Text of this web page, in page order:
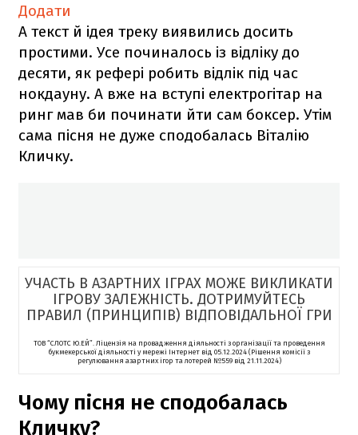
Додати
А текст й ідея треку виявились досить
простими. Усе починалось із відліку до
десяти, як рефері робить відлік під час
нокдауну. А вже на вступі електрогітар на
ринг мав би починати йти сам боксер. Утім
сама пісня не дуже сподобалась Віталію
Кличку.
УЧАСТЬ В АЗАРТНИХ ІГРАХ МОЖЕ ВИКЛИКАТИ
ІГРОВУ ЗАЛЕЖНІСТЬ. ДОТРИМУЙТЕСЬ
ПРАВИЛ (ПРИНЦИПІВ) ВІДПОВІДАЛЬНОЇ ГРИ
ТОВ “СЛОТС Ю.ЕЙ”. Ліцензія на провадження діяльності з організації та проведення
букмекерської діяльності у мережі Інтернет від 05.12.2024 (Рішення комісії з
регулювання азартних ігор та лотерей №559 від 21.11.2024)
Чому пісня не сподобалась
Кличку?